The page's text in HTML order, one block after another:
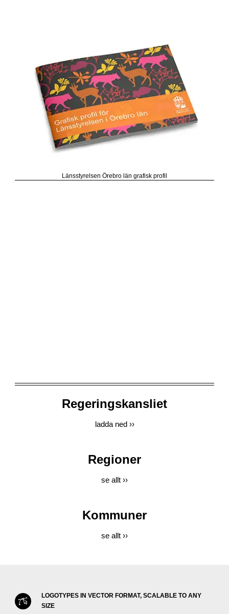
Länsstyrelsen Örebro län grafisk profil
Regeringskansliet
ladda ned ››
Regioner
se allt ››
Kommuner
se allt ››
LOGOTYPES IN VECTOR FORMAT, SCALABLE TO ANY
SIZE